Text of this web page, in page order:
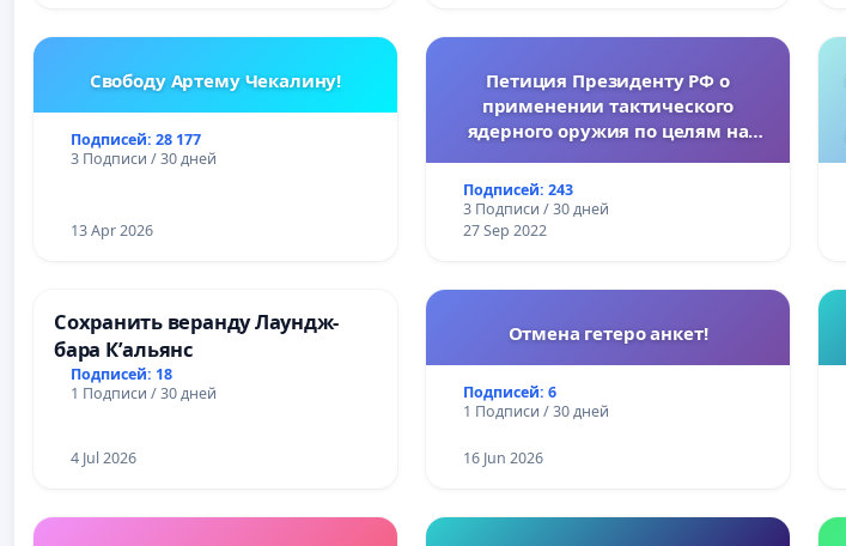
Свободу Артему Чекалину!
Подписей: 28 177
3 Подписи / 30 дней
13 Apr 2026
Петиция Президенту РФ о
применении тактического
ядерного оружия по целям на
Подписей: 243
3 Подписи / 30 дней
27 Sep 2022
Сохранить веранду Лаундж-
бара К’альянс
Подписей: 18
1 Подписи / 30 дней
4 Jul 2026
Отмена гетеро анкет!
Подписей: 6
1 Подписи / 30 дней
16 Jun 2026